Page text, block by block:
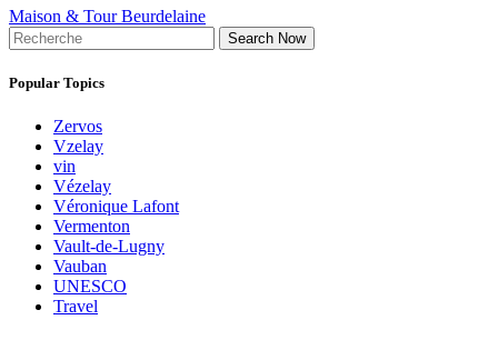
Maison & Tour Beurdelaine
Search Now
Popular Topics
Zervos
Vzelay
vin
Vézelay
Véronique Lafont
Vermenton
Vault-de-Lugny
Vauban
UNESCO
Travel